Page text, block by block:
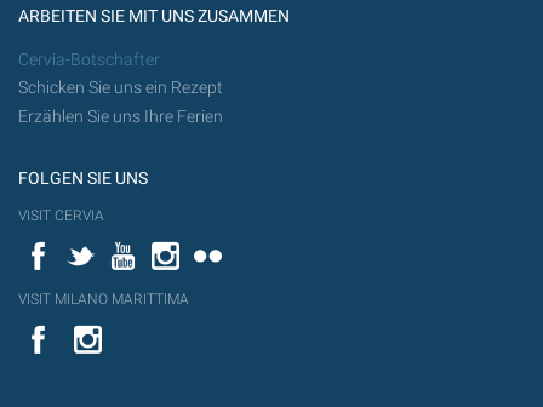
ARBEITEN SIE MIT UNS ZUSAMMEN
Cervia-Botschafter
Schicken Sie uns ein Rezept
Erzählen Sie uns Ihre Ferien
FOLGEN SIE UNS
VISIT CERVIA
FacebookTwitterYouTubeInstagram
VISIT MILANO MARITTIMA
YouTube